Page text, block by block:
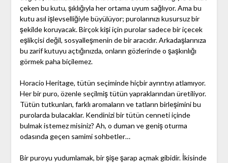
çeken bu kutu, şıklığıyla her ortama uyum sağlıyor. Ama bu
kutu asıl işlevselliğiyle büyülüyor; purolarınızı kusursuz bir
şekilde koruyacak. Birçok kişi için purolar sadece bir içecek
eşlikçisi değil, sosyalleşmenin de bir aracıdır. Arkadaşlarınıza
bu zarif kutuyu açtığınızda, onların gözlerinde o şaşkınlığı
görmek paha biçilemez.
Horacio Heritage, tütün seçiminde hiçbir ayrıntıyı atlamıyor.
Her bir puro, özenle seçilmiş tütün yapraklarından üretiliyor.
Tütün tutkunları, farklı aromaların ve tatların birleşimini bu
purolarda bulacaklar. Kendinizi bir tütün cenneti içinde
bulmak istemez misiniz? Ah, o duman ve geniş oturma
odasında geçen samimi sohbetler…
Bir puroyu yudumlamak, bir şişe şarap açmak gibidir. İkisinde